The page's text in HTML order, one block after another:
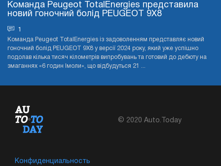
Команда Peugeot TotalEnergies представила
новий гоночний болід PEUGEOT 9X8
1
Команда Peugeot TotalEnergies із задоволенням представляє новий
гоночний болід PEUGEOT 9X8 у версії 2024 року, який уже успішно
подолав кілька тисяч кілометрів випробувань та готовий до дебюту на
змаганнях «6 годин Імоли», що відбудуться 21 ...
© 2020 Auto.Today
Конфиденциальность